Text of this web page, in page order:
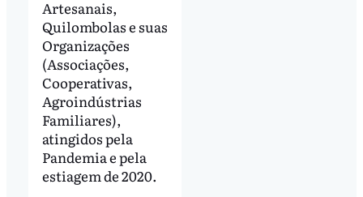
Artesanais,
Quilombolas e suas
Organizações
(Associações,
Cooperativas,
Agroindústrias
Familiares),
atingidos pela
Pandemia e pela
estiagem de 2020.